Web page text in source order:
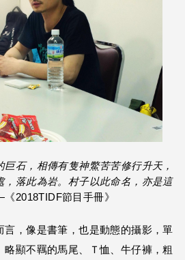
巨石，相傳有隻神鱉苦苦修行升天，
，落此為岩。村子以此命名，亦是這
2018TIDF節目手冊》
言，像是書筆，也是動態的攝影，單
顯不羈的馬尾、Ｔ恤、牛仔褲，粗